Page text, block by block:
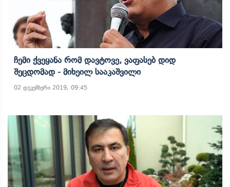
Ჩემი Ქვეყანა Რომ Დავტოვე, Ვაფასებ Დიდ
Შეცდომად - Მიხეილ Სააკაშვილი
02 დეკემბერი 2019, 09:45